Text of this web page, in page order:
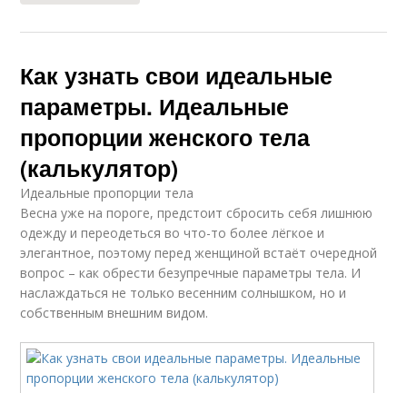
Как узнать свои идеальные
параметры. Идеальные
пропорции женского тела
(калькулятор)
Идеальные пропорции тела
Весна уже на пороге, предстоит сбросить себя лишнюю
одежду и переодеться во что-то более лёгкое и
элегантное, поэтому перед женщиной встаёт очередной
вопрос – как обрести безупречные параметры тела. И
наслаждаться не только весенним солнышком, но и
собственным внешним видом.